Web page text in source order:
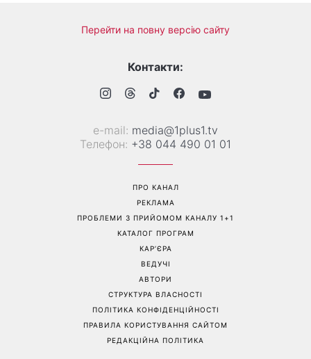
Перейти на повну версію сайту
Контакти:
е-mail: media@1plus1.tv
Телефон: +38 044 490 01 01
ПРО КАНАЛ
РЕКЛАМА
ПРОБЛЕМИ З ПРИЙОМОМ КАНАЛУ 1+1
КАТАЛОГ ПРОГРАМ
КАР’ЄРА
ВЕДУЧІ
АВТОРИ
СТРУКТУРА ВЛАСНОСТІ
ПОЛІТИКА КОНФІДЕНЦІЙНОСТІ
ПРАВИЛА КОРИСТУВАННЯ САЙТОМ
РЕДАКЦІЙНА ПОЛІТИКА